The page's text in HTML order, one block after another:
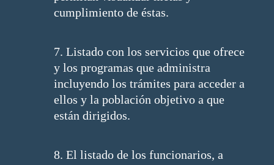
cumplimiento de éstas.
7. Listado con los servicios que ofrece
y los programas que administra
incluyendo los trámites para acceder a
ellos y la población objetivo a que
están dirigidos.
8. El listado de los funcionarios, a